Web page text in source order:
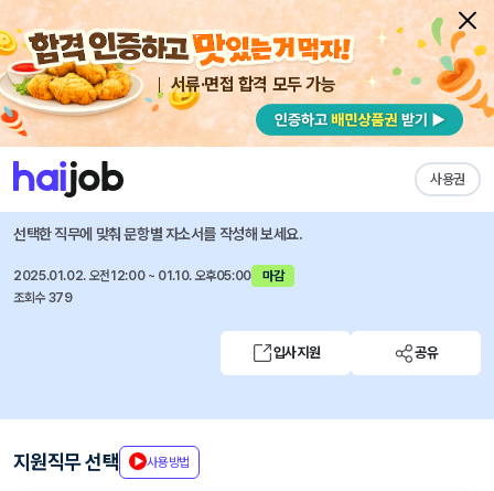
서류·면접 합격 모두 가능
사용권
채용공고 자소서 자유항목 자소서 내 작성목록
한국환경공단 즐겨찾기
국제환경전문가 양성과정 17기 교육생 모집
선택한 직무에 맞춰 문항별 자소서를 작성해 보세요.
2025.01.02. 오전12:00 ~ 01.10. 오후05:00
마감
조회수 379
입사지원 공유
지원직무 선택 사용방법